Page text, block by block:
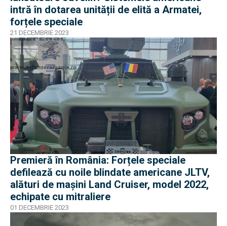
intră în dotarea unității de elită a Armatei,
forțele speciale
21 DECEMBRIE 2023
Premieră în România: Forțele speciale
defilează cu noile blindate americane JLTV,
alături de mașini Land Cruiser, model 2022,
echipate cu mitraliere
01 DECEMBRIE 2023